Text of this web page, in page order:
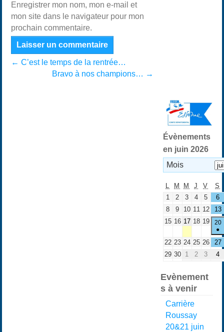
Enregistrer mon nom, mon e-mail et
mon site dans le navigateur pour mon
prochain commentaire.
← C’est le temps de la rentrée…
Bravo à nos champions… →
Évènements
en juin 2026
Mois
L M M J V
S
1
2 3 4 5
6
8
9 10 11 12
13
15 16 17 18 19
20
●
22 23 24 25 26
27
29 30 1 2 3 4
Evènement
s à venir
Carrière
Roussay
20&21 juin